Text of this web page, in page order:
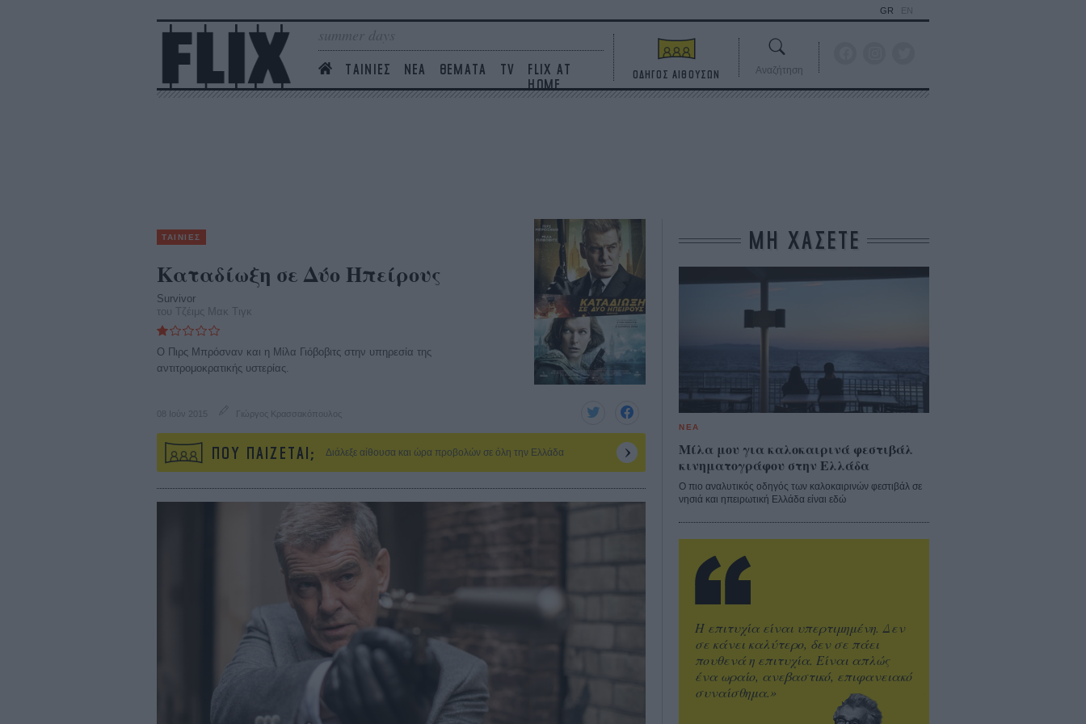
summer days
ΤΑΙΝΙΕΣ ΝΕΑ ΘΕΜΑΤΑ TV
FLIX AT
HOME
GR EN
ΟΔΗΓΟΣ ΑΙΘΟΥΣΩΝ Αναζήτηση
ΤΑΙΝΙΕΣ
Καταδίωξη σε Δύο Ηπείρους
Survivor
του Τζέιμς Μακ Τιγκ
Ο Πιρς Μπρόσναν και η Μίλα Γιόβοβιτς στην υπηρεσία της
αντιτρομοκρατικής υστερίας.
08 Ιούν 2015 Γιώργος Κρασσακόπουλος
ΠΟΥ ΠΑΙΖΕΤΑΙ; Διάλεξε αίθουσα και ώρα προβολών σε όλη την Ελλάδα
ΜΗ ΧΑΣΕΤΕ
ΝΕΑ
Μίλα μου για καλοκαιρινά φεστιβάλ
κινηματογράφου στην Ελλάδα
Ο πιο αναλυτικός οδηγός των καλοκαιρινών φεστιβάλ σε
νησιά και ηπειρωτική Ελλάδα είναι εδώ
Η επιτυχία είναι υπερτιμημένη. Δεν
σε κάνει καλύτερο, δεν σε πάει
πουθενά η επιτυχία. Είναι απλώς
ένα ωραίο, ανεβαστικό, επιφανειακό
συναίσθημα.»